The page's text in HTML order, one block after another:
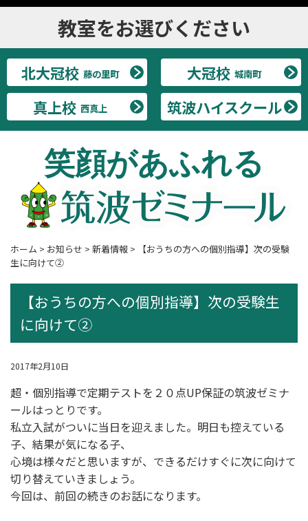
教室をお選びください
北大冠校 藤の里町 大冠校 城南町
真上校 西真上 筑波ハイスクール
笑顔があふれる
ホーム > お知らせ > 新着情報 >
【おうちの方への個別指導】次の受験
生に向けて②
【おうちの方への個別指導】次の受験生
に向けて②
2017年2月10日
超・個別指導で定期テストを２０点UP保証の筑波ゼミナ
ールはっとりです。
私立入試がついに当日を迎えました。明日も控えている
子、結果が気になる子、
心境は様々だと思いますが、できるだけすぐに次に向けて
切り替えていきましょう。
今回は、前回の続きのお話になります。